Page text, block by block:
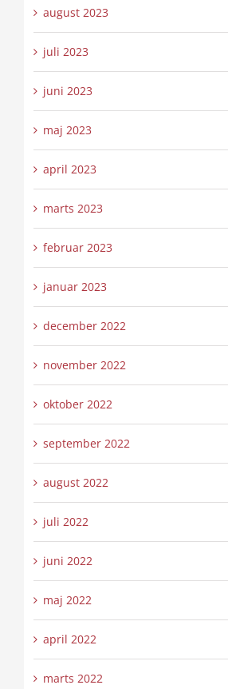
august 2023
juli 2023
juni 2023
maj 2023
april 2023
marts 2023
februar 2023
januar 2023
december 2022
november 2022
oktober 2022
september 2022
august 2022
juli 2022
juni 2022
maj 2022
april 2022
marts 2022